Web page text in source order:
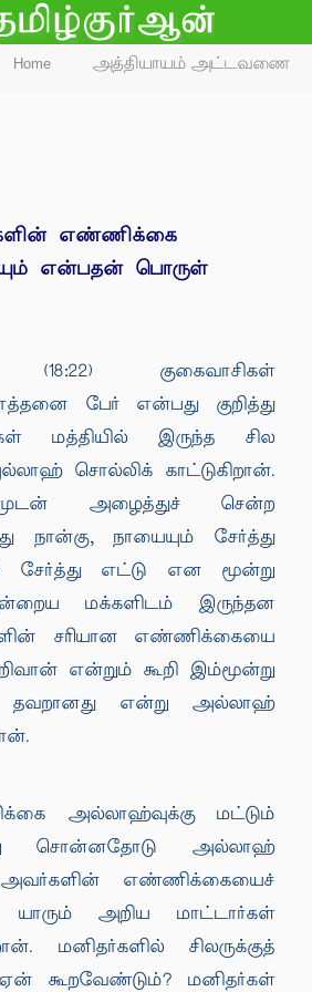
Home அத்தியாயம் அட்டவணை
எண்ணிக்கை
என்பதன் பொருள்
(18:22) குகைவாசிகள்
பேர் என்பது குறித்து
மத்தியில் இருந்த சில
சொல்லிக் காட்டுகிறான்.
அழைத்துச் சென்ற
நான்கு, நாயையும் சேர்த்து
சேர்த்து எட்டு என மூன்று
மக்களிடம் இருந்தன
சரியான எண்ணிக்கையை
என்றும் கூறி இம்மூன்று
தவறானது என்று அல்லாஹ்
அல்லாஹ்வுக்கு மட்டும்
சொன்னதோடு அல்லாஹ்
அவர்களின் எண்ணிக்கையைச்
யாரும் அறிய மாட்டார்கள்
மனிதர்களில் சிலருக்குத்
ஏன் கூறவேண்டும்? மனிதர்கள்